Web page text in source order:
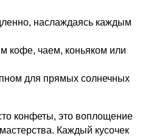
наслаждаясь каждым
кофе, чаем, коньяком или
для прямых солнечных
конфеты, это воплощение
Каждый кусочек